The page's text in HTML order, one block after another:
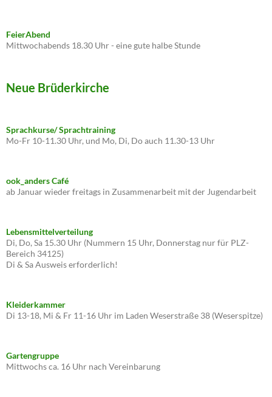
FeierAbend
Mittwochabends 18.30 Uhr - eine gute halbe Stunde
Neue Brüderkirche
Sprachkurse/ Sprachtraining
Mo-Fr 10-11.30 Uhr, und Mo, Di, Do auch 11.30-13 Uhr
ook_anders Café
ab Januar wieder freitags in Zusammenarbeit mit der Jugendarbeit
Lebensmittelverteilung
Di, Do, Sa 15.30 Uhr (Nummern 15 Uhr, Donnerstag nur für PLZ-
Bereich 34125)
Di & Sa Ausweis erforderlich!
Kleiderkammer
Di 13-18, Mi & Fr 11-16 Uhr im Laden Weserstraße 38 (Weserspitze)
Gartengruppe
Mittwochs ca. 16 Uhr nach Vereinbarung